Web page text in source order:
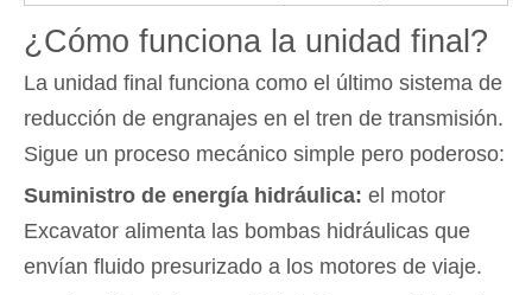
¿Cómo funciona la unidad final?
La unidad final funciona como el último sistema de
reducción de engranajes en el tren de transmisión.
Sigue un proceso mecánico simple pero poderoso:
Suministro de energía hidráulica: el motor
Excavator alimenta las bombas hidráulicas que
envían fluido presurizado a los motores de viaje.